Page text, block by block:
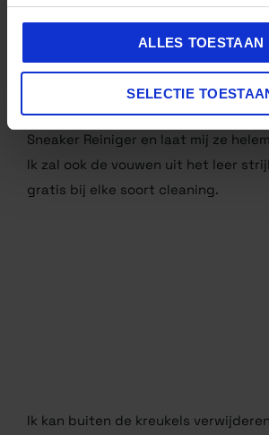
ALLES TOESTAAN
SELECTIE
leg over de cracks een natte
wrijf met een warmstrijkijzer
kreukels uit het leer.
En lukt dit je niet, stuur dan je
Sneaker Reiniger en laat mij ze
Ik zal ook de vouwen uit het leer
gratis bij elke soort cleaning.
Ik kan buiten de kreukels